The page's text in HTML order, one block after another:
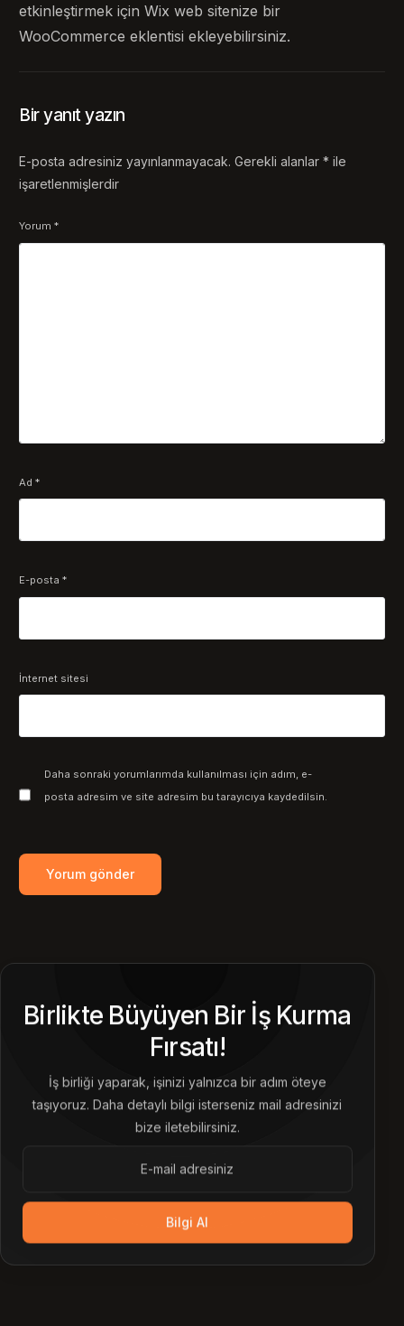
etkinleştirmek için Wix web sitenize bir
WooCommerce eklentisi ekleyebilirsiniz.
Bir yanıt yazın
E-posta adresiniz yayınlanmayacak. Gerekli alanlar* ile
işaretlenmişlerdir
Yorum*
Ad*
E-posta*
İnternet sitesi
Daha sonraki yorumlarımda kullanılması için adım, e-
posta adresim ve site adresim bu tarayıcıya kaydedilsin.
Birlikte Büyüyen Bir İş Kurma
Fırsatı!
İş birliği yaparak, işinizi yalnızca bir adım öteye
taşıyoruz. Daha detaylı bilgi isterseniz mail adresinizi
bize iletebilirsiniz.
Bilgi Al